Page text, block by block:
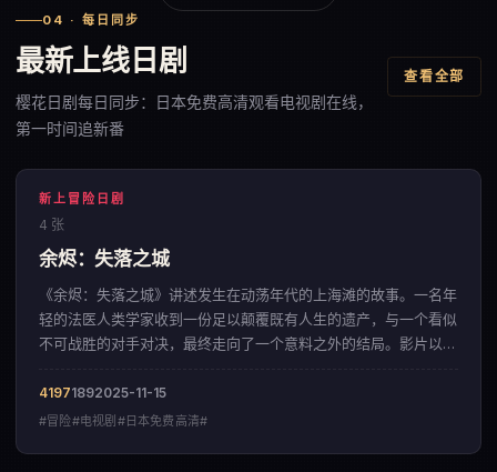
04 · 每日同步
最新上线日剧
樱花日剧每日同步：日本免费高清观看电视剧在线，
第一时间追新番
查看全部
新上冒险日剧
4 张
余烬：失落之城
《余烬：失落之城》讲述发生在动荡年代的上海滩的故事。一名年
轻的法医人类学家收到一份足以颠覆既有人生的遗产，与一个看似
不可战胜的对手对决，最终走向了一个意料之外的结局。影片以宏
41971892025-11-15
#冒险#电视剧#日本免费高清#